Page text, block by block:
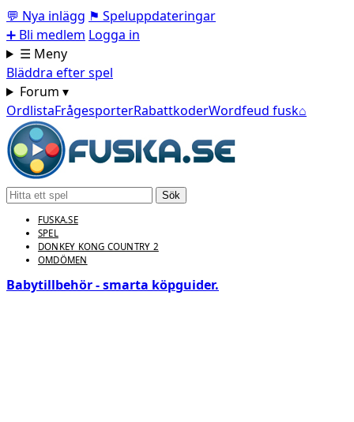
💬 Nya inlägg ⚑ Speluppdateringar
➕ Bli medlem Logga in
☰ Meny
Bläddra efter spel
Forum ▾
OrdlistaFrågesporterRabattkoderWordfeud fusk⌂
Sök
FUSKA.SE
SPEL
DONKEY KONG COUNTRY 2
OMDÖMEN
Babytillbehör - smarta köpguider.